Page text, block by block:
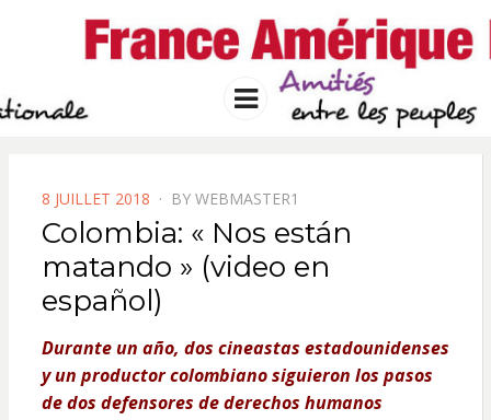
FRANCE
AMERIQUE
Solidarité international et Amitiés
entre les peuples
Menu
POSTED
ON
8 JUILLET 2018 BY WEBMASTER1
Colombia: « Nos están
matando » (video en
español)
Durante un año, dos cineastas estadounidenses
y un productor colombiano siguieron los pasos
de dos defensores de derechos humanos